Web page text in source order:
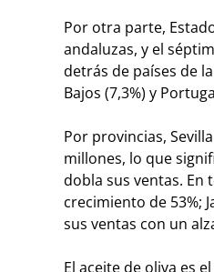
Por otra parte,
andaluzas, y el
detrás de países de
Bajos (7,3%) y
Por provincias,
millones, lo que
dobla sus ventas. En
crecimiento de 53%;
sus ventas con un
El aceite de oliva es